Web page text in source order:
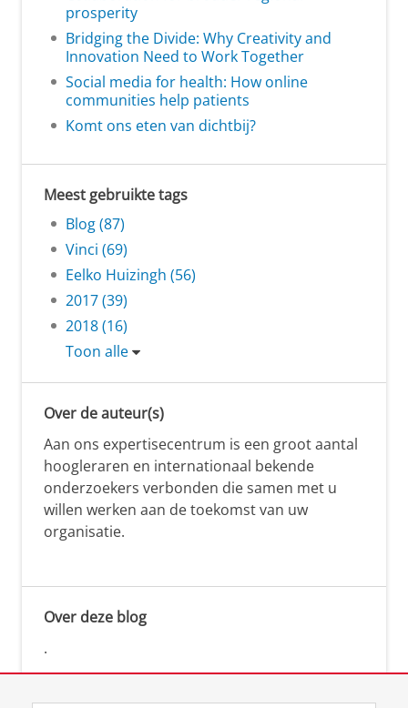
prosperity
Bridging the Divide: Why Creativity and
Innovation Need to Work Together
Social media for health: How online
communities help patients
Komt ons eten van dichtbij?
Meest gebruikte tags
Blog (87)
Vinci (69)
Eelko Huizingh (56)
2017 (39)
2018 (16)
Toon alle
Over de auteur(s)
Aan ons expertisecentrum is een groot aantal
hoogleraren en internationaal bekende
onderzoekers verbonden die samen met u
willen werken aan de toekomst van uw
organisatie.
Over deze blog
.